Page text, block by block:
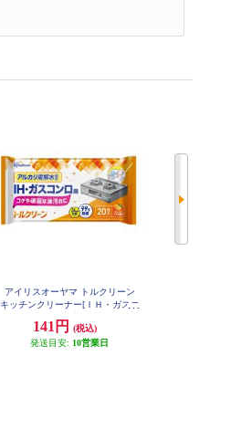
アイリスオーヤマ トルクリーン
キッチンクリーナー[ＩＨ・ガスコ
141円
(税込)
発送目安: 10営業日